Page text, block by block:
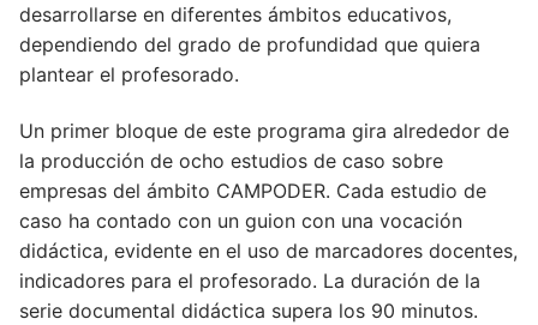
desarrollarse en diferentes ámbitos educativos,
dependiendo del grado de profundidad que quiera
plantear el profesorado.
Un primer bloque de este programa gira alrededor de
la producción de ocho estudios de caso sobre
empresas del ámbito CAMPODER. Cada estudio de
caso ha contado con un guion con una vocación
didáctica, evidente en el uso de marcadores docentes,
indicadores para el profesorado. La duración de la
serie documental didáctica supera los 90 minutos.